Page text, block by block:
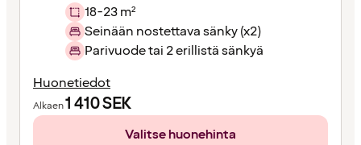
18-23 m²
Seinään nostettava sänky (x2)
Parivuode tai 2 erillistä sänkyä
Huonetiedot
Alkaen1 410SEK
Valitse huonehinta